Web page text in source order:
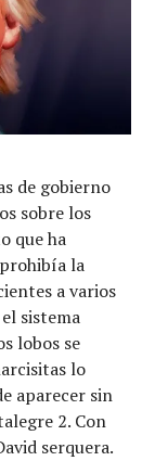
de gobierno
sobre los
que ha
la
a varios
sistema
lobos se
lo
aparecer sin
2. Con
serquera.